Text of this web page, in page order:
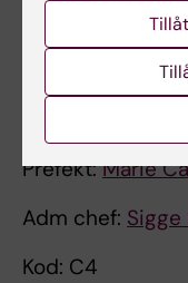
Institutionen
Prefekt:Marie
Adm chef: Sigge
Kod: C4